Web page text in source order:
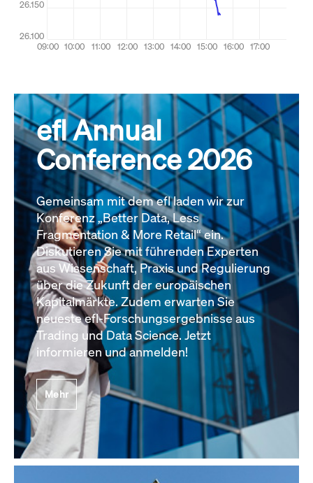
efl Annual
Conference 2026
Gemeinsam mit dem efl laden wir zur
Konferenz „Better Data, Less
Fragmentation & More Retail“ ein.
Diskutieren Sie mit führenden Experten
aus Wissenschaft, Praxis und Regulierung
über die Zukunft der europäischen
Kapitalmärkte. Zudem erwarten Sie
neueste efl-Forschungsergebnisse aus
Trading und Data Science. Jetzt
informieren und anmelden!
Mehr